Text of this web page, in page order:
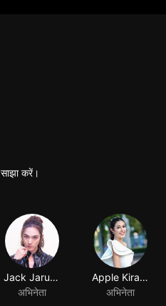
साझा करें।
Jack Jarupong Kluaymai-ngam
अभिनेता
Apple Kirasa homseang
अभिनेता